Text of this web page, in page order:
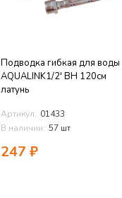
Подводка гибкая для воды
AQUALINK1/2' ВН 120см
латунь
Артикул: 01433
В наличии: 57 шт
247 ₽